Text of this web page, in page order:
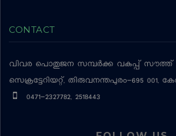
CONTACT
വിവര പൊതുജന സമ്പര്‍ക്ക വകുപ്പ് സൗത്ത്
സെക്രട്ടേറിയറ്റ്, തിരുവനന്തപുരം-695 001,
0471-2327782, 2518443